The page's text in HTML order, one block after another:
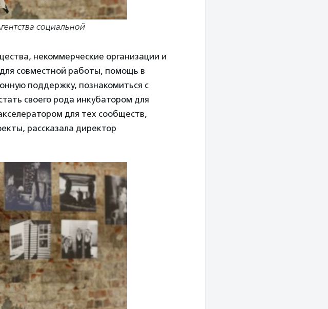
социальной
некоммерческие организации и
совместной работы, помощь в
поддержку, познакомиться с
своего рода инкубатором для
для тех сообществ,
рассказала директор